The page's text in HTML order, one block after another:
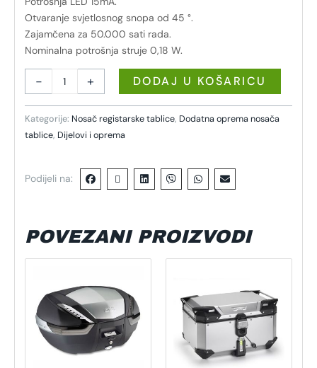
Otvaranje svjetlosnog snopa od 45 °.
Zajamčena za 50.000 sati rada.
Nominalna potrošnja struje 0,18 W.
- + DODAJ U KOŠARICU
Kategorije: Nosač registarske tablice, Dodatna oprema nosača
tablice, Dijelovi i oprema
Podijeli na:
POVEZANI PROIZVODI